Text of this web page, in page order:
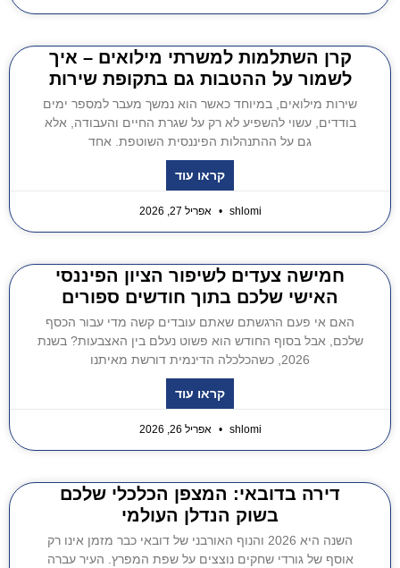
קרן השתלמות למשרתי מילואים – איך
לשמור על ההטבות גם בתקופת שירות
שירות מילואים, במיוחד כאשר הוא נמשך מעבר למספר ימים
בודדים, עשוי להשפיע לא רק על שגרת החיים והעבודה, אלא
גם על ההתנהלות הפיננסית השוטפת. אחד
קראו עוד
shlomi אפריל 27, 2026
חמישה צעדים לשיפור הציון הפיננסי
האישי שלכם בתוך חודשים ספורים
האם אי פעם הרגשתם שאתם עובדים קשה מדי עבור הכסף
שלכם, אבל בסוף החודש הוא פשוט נעלם בין האצבעות? בשנת
2026, כשהכלכלה הדינמית דורשת מאיתנו
קראו עוד
shlomi אפריל 26, 2026
דירה בדובאי: המצפן הכלכלי שלכם
בשוק הנדלן העולמי
השנה היא 2026 והנוף האורבני של דובאי כבר מזמן אינו רק
אוסף של גורדי שחקים נוצצים על שפת המפרץ. העיר עברה